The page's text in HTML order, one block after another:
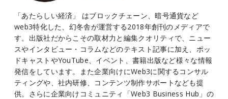
「あたらしい経済」 はブロックチェーン、暗号通貨など
web3特化した、幻冬舎が運営する2018年創刊のメディアで
す。出版社だからこその取材力と編集クオリティで、ニュー
スやインタビュー・コラムなどのテキスト記事に加え、ポッ
ドキャストやYouTube、イベント、書籍出版など様々な情報
発信をしています。また企業向けにWeb3に関するコンサル
ティングや、社内研修、コンテンツ制作サポートなども提
供。さらに企業向けコミュニティ「Web3 Business Hub」の